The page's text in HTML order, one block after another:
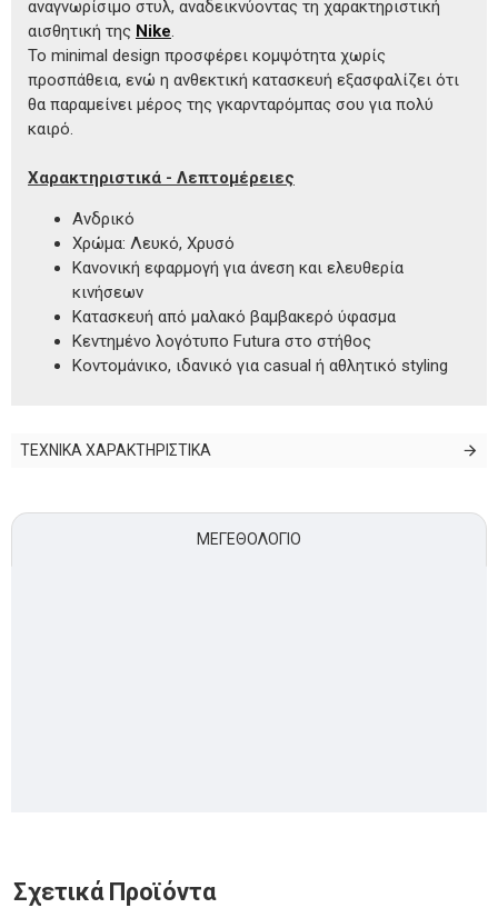
αναγνωρίσιμο στυλ, αναδεικνύοντας τη χαρακτηριστική
αισθητική της Nike.
Το minimal design προσφέρει κομψότητα χωρίς
προσπάθεια, ενώ η ανθεκτική κατασκευή εξασφαλίζει ότι
θα παραμείνει μέρος της γκαρνταρόμπας σου για πολύ
καιρό.
Χαρακτηριστικά - Λεπτομέρειες
Ανδρικό
Χρώμα: Λευκό, Χρυσό
Κανονική εφαρμογή για άνεση και ελευθερία
κινήσεων
Κατασκευή από μαλακό βαμβακερό ύφασμα
Κεντημένο λογότυπο Futura στο στήθος
Κοντομάνικο, ιδανικό για casual ή αθλητικό styling
ΤΕΧΝΙΚΑ ΧΑΡΑΚΤΗΡΙΣΤΙΚΑ
ΜΕΓΕΘΟΛΌΓΙΟ
Σχετικά Προϊόντα